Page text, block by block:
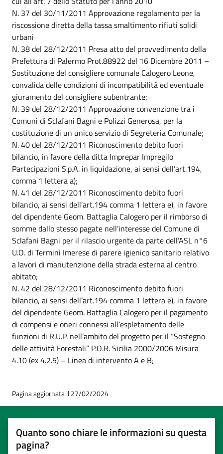
N. 37 del 30/11/2011 Approvazione regolamento per la
riscossione diretta della tassa smaltimento rifiuti solidi
urbani
N. 38 del 28/12/2011 Presa atto del provvedimento della
Prefettura di Palermo Prot.88922 del 16 Dicembre 2011 –
Sostituzione del consigliere comunale Calogero Leone,
convalida delle condizioni di incompatibilità ed eventuale
giuramento del consigliere subentrante;
N. 39 del 28/12/2011 Approvazione convenzione tra i
Comuni di Sclafani Bagni e Polizzi Generosa, per la
costituzione di un unico servizio di Segreteria Comunale;
N. 40 del 28/12/2011 Riconoscimento debito fuori
bilancio, in favore della ditta Imprepar Impregilo
Partecipazioni S.p.A. in liquidazione, ai sensi dell’art.194,
comma 1 lettera a);
N. 41 del 28/12/2011 Riconoscimento debito fuori
bilancio, ai sensi dell’art.194 comma 1 lettera e), in favore
del dipendente Geom. Battaglia Calogero per il rimborso di
somme dallo stesso pagate nell’interesse del Comune di
Sclafani Bagni per il rilascio urgente da parte dell’ASL n°6
U.O. di Termini Imerese di parere igienico sanitario relativo
a lavori di manutenzione della strada esterna al centro
abitato;
N. 42 del 28/12/2011 Riconoscimento debito fuori
bilancio, ai sensi dell’art.194 comma 1 lettera e), in favore
del dipendente Geom. Battaglia Calogero per il pagamento
di compensi e oneri connessi all’espletamento delle
funzioni di R.U.P. nell’ambito del progetto per il “Sostegno
delle attività Forestali” P.O.R. Sicilia 2000/2006 Misura
4.10 (ex 4.2.5) – Linea di intervento A e B;
Pagina aggiornata il 27/02/2024
Quanto sono chiare le informazioni su questa
pagina?